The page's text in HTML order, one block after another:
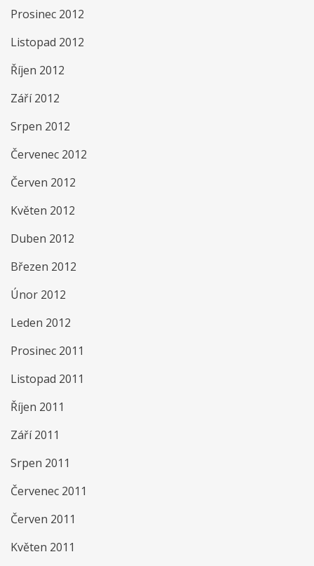
Prosinec 2012
Listopad 2012
Říjen 2012
Září 2012
Srpen 2012
Červenec 2012
Červen 2012
Květen 2012
Duben 2012
Březen 2012
Únor 2012
Leden 2012
Prosinec 2011
Listopad 2011
Říjen 2011
Září 2011
Srpen 2011
Červenec 2011
Červen 2011
Květen 2011